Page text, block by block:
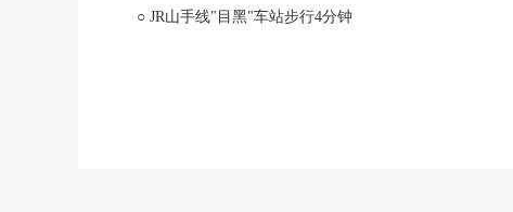
○ JR山手线"目黑"车站步行4分钟